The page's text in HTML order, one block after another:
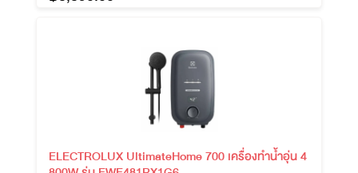
ELECTROLUX UltimateHome 700 เครื่องทำน้ำอุ่น 4